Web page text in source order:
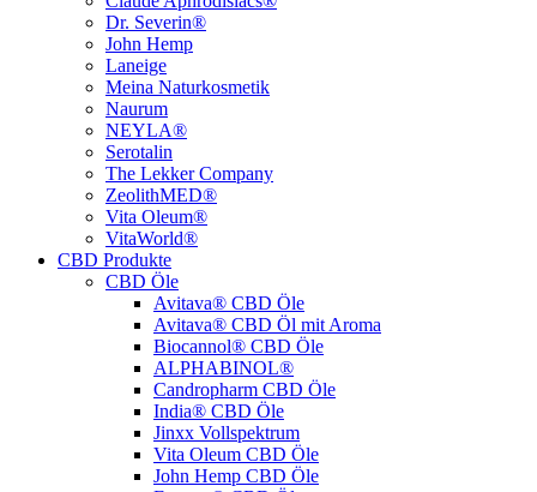
Dr. Severin®
John Hemp
Laneige
Meina Naturkosmetik
Naurum
NEYLA®
Serotalin
The Lekker Company
ZeolithMED®
Vita Oleum®
VitaWorld®
CBD Produkte
CBD Öle
Avitava® CBD Öle
Avitava® CBD Öl mit Aroma
Biocannol® CBD Öle
ALPHABINOL®
Candropharm CBD Öle
India® CBD Öle
Jinxx Vollspektrum
Vita Oleum CBD Öle
John Hemp CBD Öle